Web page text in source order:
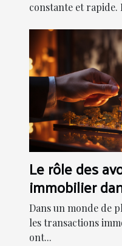
constante et rapide.
Le rôle des
immobilier
Dans un monde de
les transactions
ont...